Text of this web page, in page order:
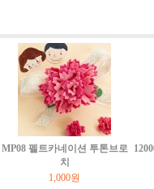
MP08 펠트카네이션 투톤브로
치
1,000원